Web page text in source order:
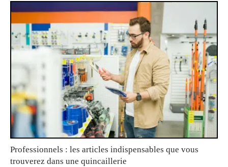
Professionnels : les articles indispensables que vous
trouverez dans une quincaillerie